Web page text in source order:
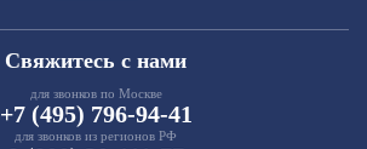
Свяжитесь с нами
для звонков по Москве
+7 (495) 796-94-41
для звонков из регионов РФ